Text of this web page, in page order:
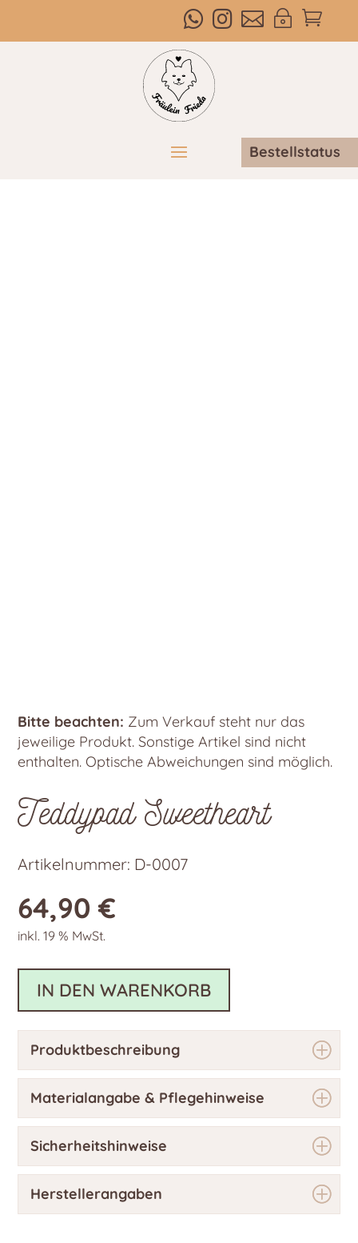

~



Bestellstatus
Bitte beachten: Zum Verkauf steht nur das
jeweilige Produkt. Sonstige Artikel sind nicht
enthalten. Optische Abweichungen sind möglich.
Teddypad Sweetheart
Artikelnummer: D-0007
64,90€
inkl. 19 % MwSt.
IN DEN WARENKORB
Produktbeschreibung
Materialangabe & Pflegehinweise
Sicherheitshinweise
Herstellerangaben